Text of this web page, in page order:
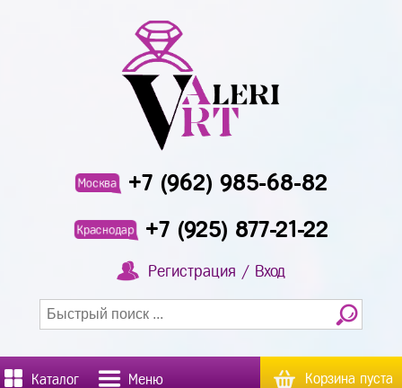
Москва +7 (962) 985-68-82
Краснодар +7 (925) 877-21-22
Регистрация / Вход
Каталог Меню Корзина пуста